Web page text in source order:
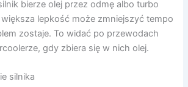
bierze olej przez odmę albo turbo
lepkość może zmniejszyć tempo
zostaje. To widać po przewodach
gdy zbiera się w nich olej.
silnika